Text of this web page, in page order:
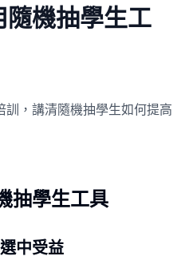
機抽學生工
，講清隨機抽學生如何提高
抽學生工具
中受益